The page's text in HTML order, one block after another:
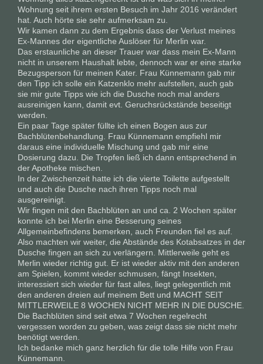
Wohnung seit ihrem ersten Besuch im Jahr 2016 verändert
hat. Auch hörte sie sehr aufmerksam zu.
Wir kamen dann zu dem Ergebnis dass der Verlust meines
Ex-Mannes der eigentliche Auslöser für Merlin war.
Das erstaunliche an dieser Trauer war dass mein Ex-Mann
nicht in unserem Haushalt lebte, dennoch war er eine starke
Bezugsperson für meinen Kater. Frau Künnemann gab mir
den Tipp ich solle ein Katzenklo mehr aufstellen, auch gab
sie mir gute Tipps wie ich die Dusche noch mal anders
ausreinigen kann, damit evt. Geruchsrückstände beseitigt
werden.
Ein paar Tage später füllte ich einen Bogen aus zur
Bachblütenbehandlung. Frau Künnemann empfiehl mir
daraus eine individuelle Mischung und gab mir eine
Dosierung dazu. Die Tropfen ließ ich dann entsprechend in
der Apotheke mischen.
In der Zwischenzeit hatte ich die vierte Toilette aufgestellt
und auch die Dusche nach ihren Tipps noch mal
ausgereinigt.
Wir fingen mit den Bachblüten an und ca. 2 Wochen später
konnte ich bei Merlin eine Besserung seines
Allgemeinbefindens bemerken, auch Freunden fiel es auf.
Also machten wir weiter, die Abstände des Kotabsatzes in der
Dusche fingen an sich zu verlängern. Mittlerweile geht es
Merlin wieder richtig gut. Er ist wieder aktiv mit den anderen
am Spielen, kommt wieder schmusen, fängt Insekten,
interessiert sich wieder für fast alles, liegt gelegentlich mit
den anderen dreien auf meinem Bett und MACHT SEIT
MITTLERWEILE 8 WOCHEN NICHT MEHR IN DIE DUSCHE.
Die Bachblüten sind seit etwa 7 Wochen regelrecht
vergessen worden zu geben, was zeigt dass sie nicht mehr
benötigt werden.
Ich bedanke mich ganz herzlich für die tolle Hilfe von Frau
Künnemann.